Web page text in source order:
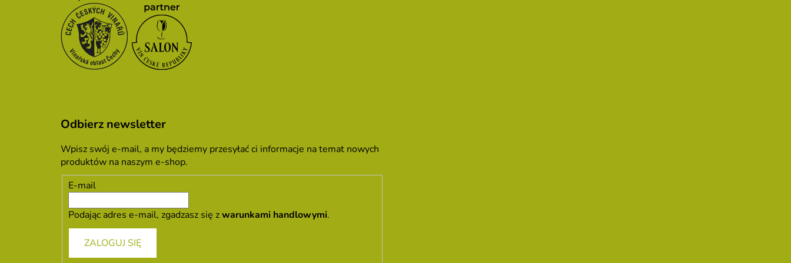
Odbierz newsletter
Wpisz swój e-mail, a my będziemy przesyłać ci informacje na temat nowych
produktów na naszym e-shop.
E-mail
Podając adres e-mail, zgadzasz się zwarunkami handlowymi.
ZALOGUJ SIĘ